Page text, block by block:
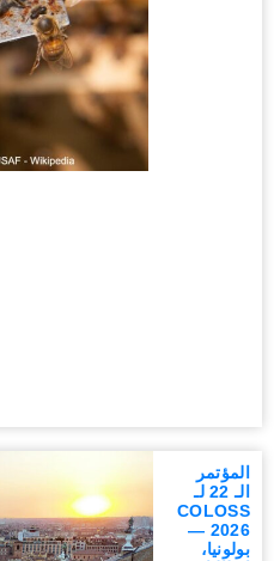
المؤتمر
الـ 22 لـ
COLOSS
2026 —
بولونيا،